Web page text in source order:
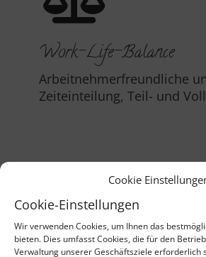
Cookie
Cookie-Einstellungen
Wir verwenden Cookies, um Ihnen das
bieten. Dies umfasst Cookies, die für den
Verwaltung unserer Geschäftsziele erforderlich
Work-Life-Balance
Arbeitnehmerfreundliche
Zeiteinteilung, Teil- und